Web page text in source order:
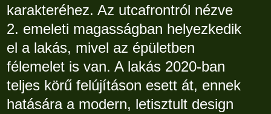
karakteréhez. Az utcafrontról nézve
2. emeleti magasságban helyezkedik
el a lakás, mivel az épületben
félemelet is van. A lakás 2020-ban
teljes körű felújításon esett át, ennek
hatására a modern, letisztult design